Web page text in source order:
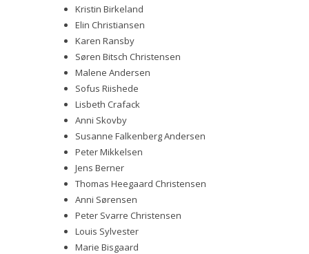
Kristin Birkeland
Elin Christiansen
Karen Ransby
Søren Bitsch Christensen
Malene Andersen
Sofus Riishede
Lisbeth Crafack
Anni Skovby
Susanne Falkenberg Andersen
Peter Mikkelsen
Jens Berner
Thomas Heegaard Christensen
Anni Sørensen
Peter Svarre Christensen
Louis Sylvester
Marie Bisgaard